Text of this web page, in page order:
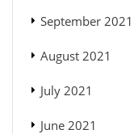
September 2021
August 2021
July 2021
June 2021